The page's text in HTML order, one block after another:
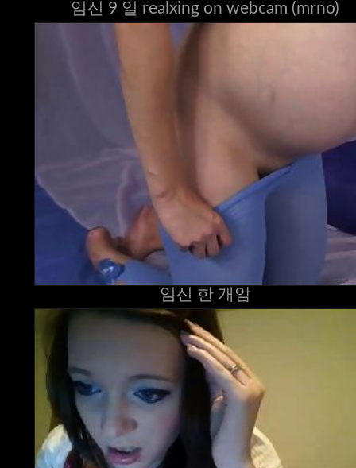
임신 9 일 realxing on webcam (mrno)
임신 한 개암